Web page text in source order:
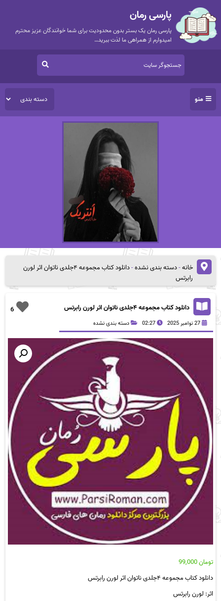
پارسی رمان
پارسی رمان یک بستر بدون محدودیت برای شما خوانندگان عزیز محترم
امیدوارم از همراهی ما لذت ببرید…
منو
خانه-دسته بندی نشده-
دانلود کتاب مجموعه ۴جلدی ناتوان اثر لورن
رابرتس
6 دانلود کتاب مجموعه ۴جلدی ناتوان اثر لورن رابرتس
27 نوامبر 2025 02:27 دسته بندی نشده
تومان99,000
دانلود کتاب مجموعه ۴جلدی ناتوان اثر لورن رابرتس
اثر: لورن رابرتس